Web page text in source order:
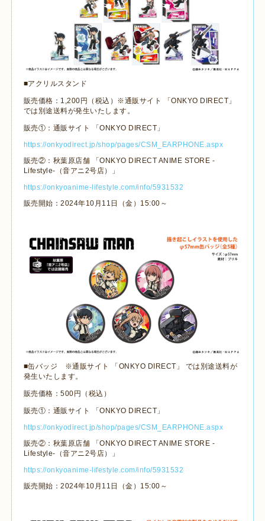
■アクリルスタンド
販売価格：1,200円（税込）※通販サイト 「ONKYO DIRECT」
では別途送料が発生いたします。
販売①：通販サイト 「ONKYO DIRECT」
https://onkyodirect.jp/shop/pages/CSM_EARPHONE.aspx
販売②：秋葉原店舗 「ONKYO DIRECT ANIME STORE -
Lifestyle-（音アニ2号店）」
https://onkyoanime-lifestyle.com/info/5931532
販売開始：2024年10月11日（金）15:00～
■缶バッジ ※通販サイト 「ONKYO DIRECT」 では別途送料が
発生いたします。
販売価格：500円（税込）
販売①：通販サイト 「ONKYO DIRECT」
https://onkyodirect.jp/shop/pages/CSM_EARPHONE.aspx
販売②：秋葉原店舗 「ONKYO DIRECT ANIME STORE -
Lifestyle-（音アニ2号店）」
https://onkyoanime-lifestyle.com/info/5931532
販売開始：2024年10月11日（金）15:00～